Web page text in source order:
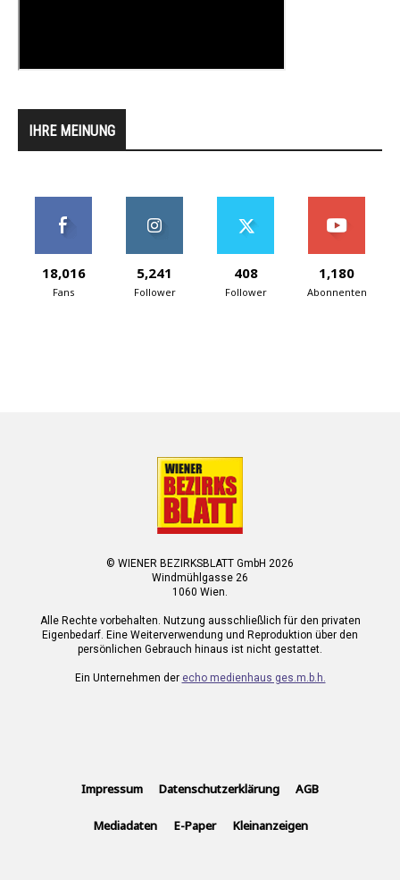
IHRE MEINUNG
18,016
Fans
5,241
Follower
408
Follower
1,180
Abonnenten
© WIENER BEZIRKSBLATT GmbH 2026
Windmühlgasse 26
1060 Wien.
Alle Rechte vorbehalten. Nutzung ausschließlich für den privaten
Eigenbedarf. Eine Weiterverwendung und Reproduktion über den
persönlichen Gebrauch hinaus ist nicht gestattet.
Ein Unternehmen der echo medienhaus ges.m.b.h.
Impressum Datenschutzerklärung AGB
Mediadaten E-Paper Kleinanzeigen